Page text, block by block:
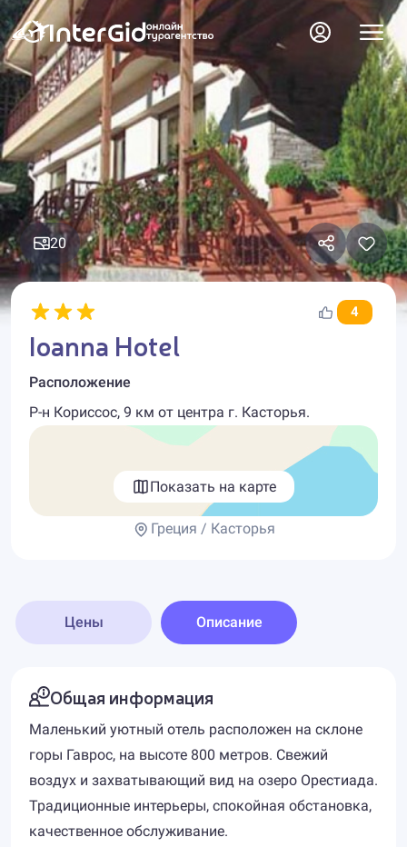
20
4
Ioanna Hotel
Расположение
Р-н Кориссос, 9 км от центра г. Касторья.
Показать на карте
Греция / Касторья
Цены Описание
Общая информация
Маленький уютный отель расположен на склоне
горы Гаврос, на высоте 800 метров. Свежий
воздух и захватывающий вид на озеро Орестиада.
Традиционные интерьеры, спокойная обстановка,
качественное обслуживание.